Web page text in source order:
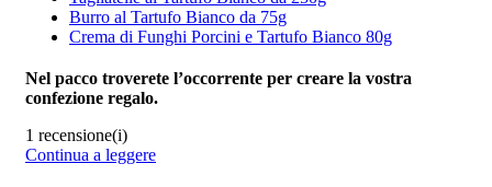
Burro al Tartufo Bianco da 75g
Crema di Funghi Porcini e Tartufo Bianco 80g
Nel pacco troverete l’occorrente per creare la vostra
confezione regalo.
1 recensione(i)
Continua a leggere